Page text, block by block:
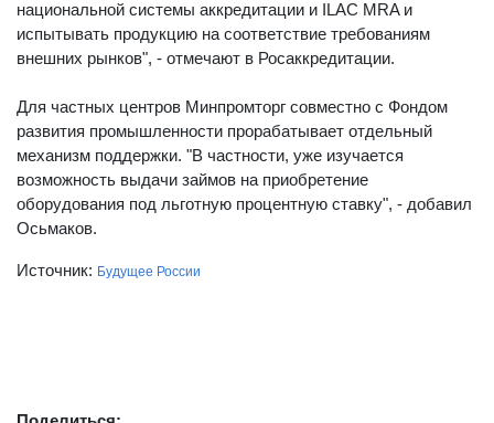
национальной системы аккредитации и ILAC MRA и
испытывать продукцию на соответствие требованиям
внешних рынков", - отмечают в Росаккредитации.
Для частных центров Минпромторг совместно с Фондом
развития промышленности прорабатывает отдельный
механизм поддержки. "В частности, уже изучается
возможность выдачи займов на приобретение
оборудования под льготную процентную ставку", - добавил
Осьмаков.
Источник: Будущее России